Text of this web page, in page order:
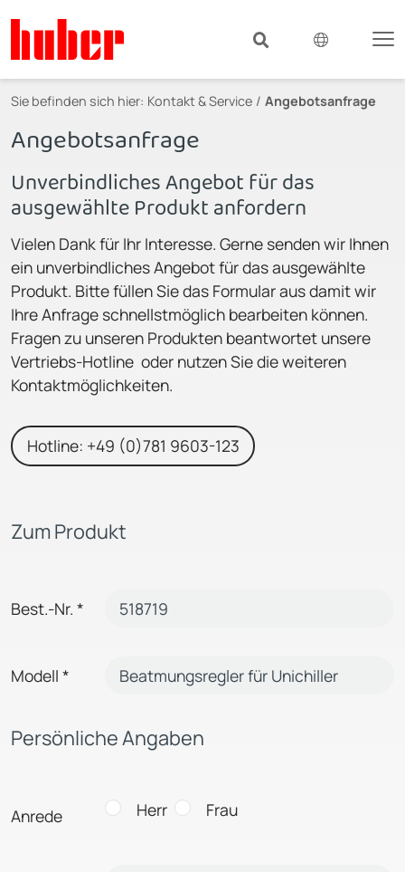
Sie befinden sich hier: Kontakt & Service Angebotsanfrage
Angebotsanfrage
Unverbindliches Angebot für das
ausgewählte Produkt anfordern
Vielen Dank für Ihr Interesse. Gerne senden wir Ihnen
ein unverbindliches Angebot für das ausgewählte
Produkt. Bitte füllen Sie das Formular aus damit wir
Ihre Anfrage schnellstmöglich bearbeiten können.
Fragen zu unseren Produkten beantwortet unsere
Vertriebs-Hotline oder nutzen Sie die weiteren
Kontaktmöglichkeiten.
Hotline: +49 (0)781 9603-123
Zum Produkt
Best.-Nr. *
Modell *
Persönliche Angaben
Anrede Herr Frau